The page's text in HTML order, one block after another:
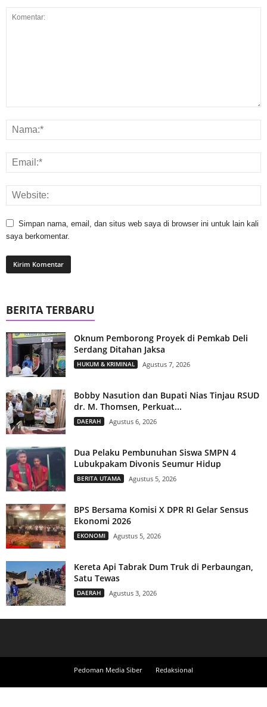
Simpan nama, email, dan situs web saya di browser ini untuk lain kali
saya berkomentar.
BERITA TERBARU
Oknum Pemborong Proyek di Pemkab Deli
Serdang Ditahan Jaksa
HUKUM & KRIMINAL Agustus 7, 2026
Bobby Nasution dan Bupati Nias Tinjau RSUD
dr. M. Thomsen, Perkuat...
DAERAH Agustus 6, 2026
Dua Pelaku Pembunuhan Siswa SMPN 4
Lubukpakam Divonis Seumur Hidup
BERITA UTAMA Agustus 5, 2026
BPS Bersama Komisi X DPR RI Gelar Sensus
Ekonomi 2026
EKONOMI Agustus 5, 2026
Kereta Api Tabrak Dum Truk di Perbaungan,
Satu Tewas
DAERAH Agustus 3, 2026
Pedoman Media Siber Redaksional